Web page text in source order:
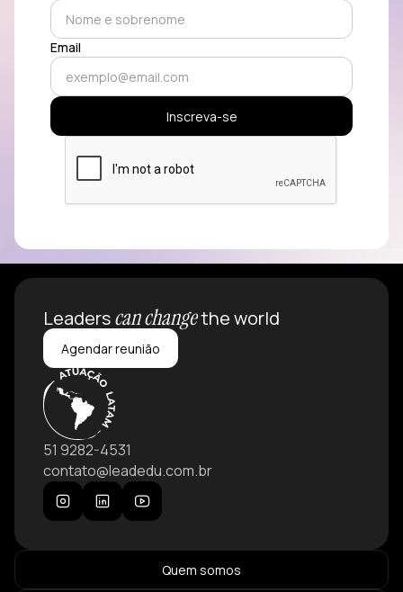
Email
Leaderscan changethe world
Agendar reunião
51 9282-4531
contato@leadedu.com.br
Quem somos